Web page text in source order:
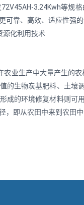
3.24Kwh等规
可靠、高效、适应性强
源化利用技术
农业生产中大量产生的
的生物炭基肥料、土
成的环境修复材料则
，即从农田中来到农田